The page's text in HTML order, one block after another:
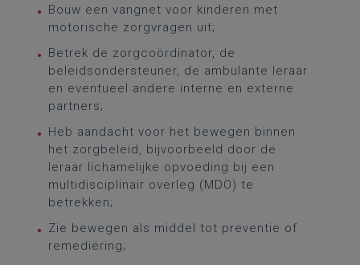
Bouw een vangnet voor kinderen met
motorische zorgvragen uit;
Betrek de zorgcoördinator, de
beleidsondersteuner, de ambulante leraar
en eventueel andere interne en externe
partners;
Heb aandacht voor het bewegen binnen
het zorgbeleid, bijvoorbeeld door de
leraar lichamelijke opvoeding bij een
multidisciplinair overleg (MDO) te
betrekken;
Zie bewegen als middel tot preventie of
remediëring;